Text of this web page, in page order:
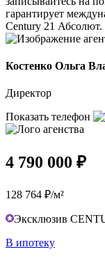
гарантирует
Сеntury 21 Абсолют.
Костенко Ольга
Директор
Показать телефон
4 790 000 ₽
128 764 ₽/м²
Эксклюзив
В ипотеку